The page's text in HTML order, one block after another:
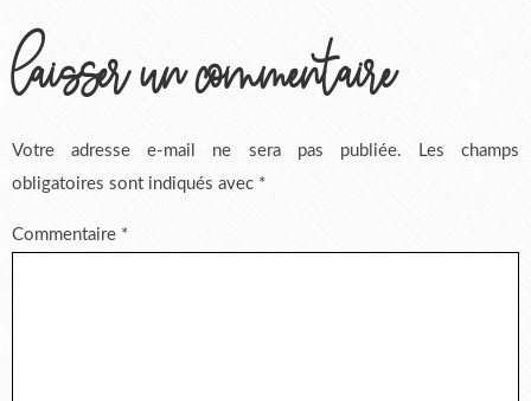
laisser un commentaire
Votre adresse e-mail ne sera pas publiée.
Les champs
obligatoires sont indiqués avec *
Commentaire *